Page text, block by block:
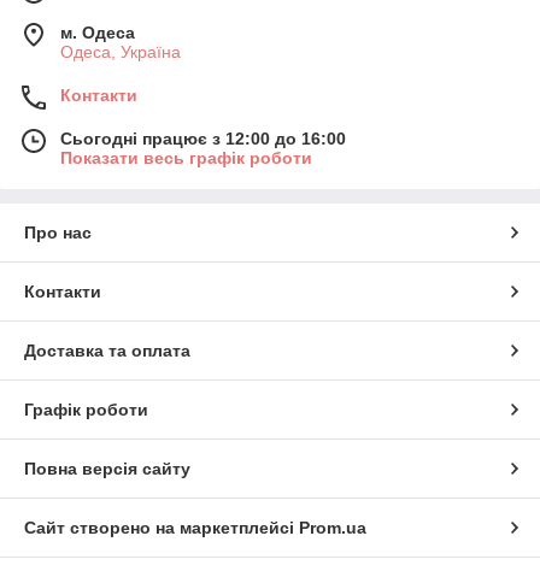
м. Одеса
Одеса, Україна
Контакти
Сьогодні працює з 12:00 до 16:00
Показати весь графік роботи
Про нас
Контакти
Доставка та оплата
Графік роботи
Повна версія сайту
Сайт створено на маркетплейсі Prom.ua